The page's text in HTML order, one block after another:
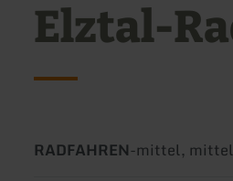
Elztal-
Art
RADFAHREN-mittel,